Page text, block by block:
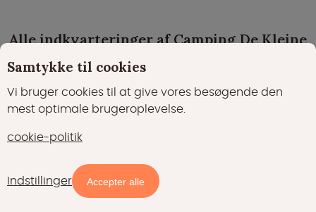
Alle indkvarteringer af Camping De Kleine
Wereld
Samtykke til cookies
Vi bruger cookies til at give vores besøgende den
mest optimale brugeroplevelse.
cookie-politik
Indstillinger Accepter alle